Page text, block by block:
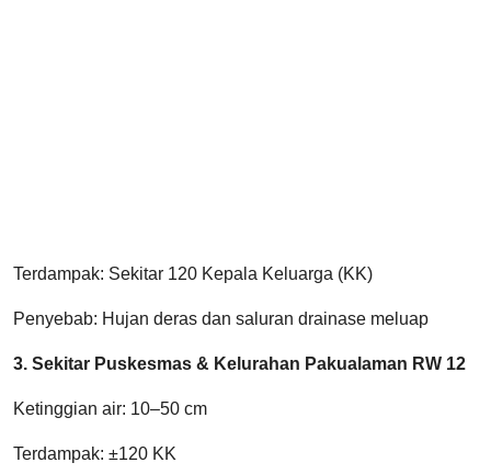
Terdampak: Sekitar 120 Kepala Keluarga (KK)
Penyebab: Hujan deras dan saluran drainase meluap
3. Sekitar Puskesmas & Kelurahan Pakualaman RW 12
Ketinggian air: 10–50 cm
Terdampak: ±120 KK